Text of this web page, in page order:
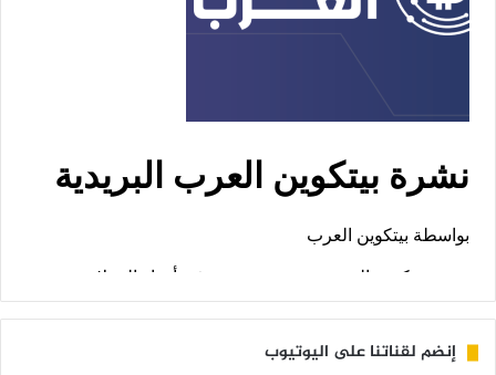
إنضم لقناتنا على اليوتيوب